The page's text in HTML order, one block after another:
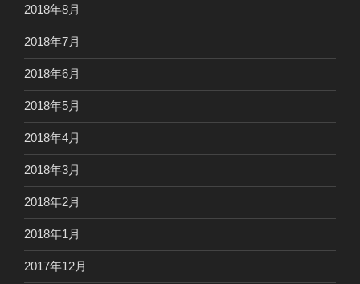
2018年8月
2018年7月
2018年6月
2018年5月
2018年4月
2018年3月
2018年2月
2018年1月
2017年12月